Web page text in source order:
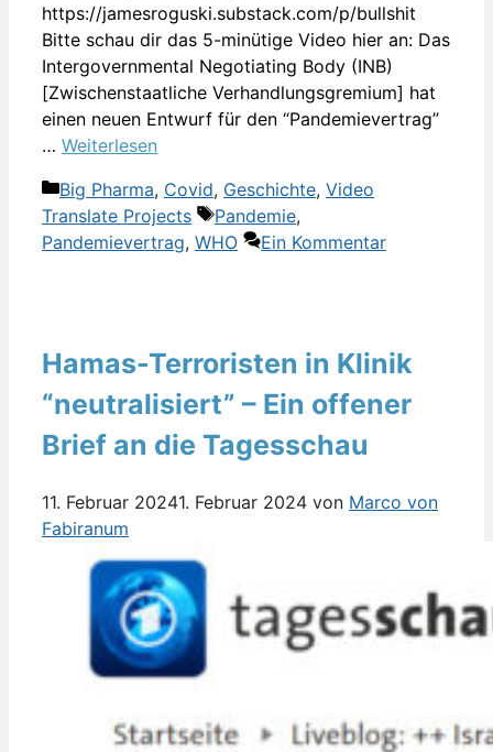
https://jamesroguski.substack.com/p/bullshit
Bitte schau dir das 5-minütige Video hier an: Das
Intergovernmental Negotiating Body (INB)
[Zwischenstaatliche Verhandlungsgremium] hat
einen neuen Entwurf für den “Pandemievertrag”
… Weiterlesen
Kategorien
Big Pharma, Covid, Geschichte, Video
Translate Projects
Schlagwörter
Pandemie,
Pandemievertrag, WHO Ein Kommentar
Hamas-Terroristen in Klinik
“neutralisiert” – Ein offener
Brief an die Tagesschau
11. Februar 20241. Februar 2024 von Marco von
Fabiranum